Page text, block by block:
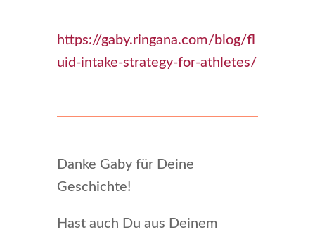
https://gaby.ringana.com/blog/fl
uid-intake-strategy-for-athletes/
Danke Gaby für Deine
Geschichte!
Hast auch Du aus Deinem